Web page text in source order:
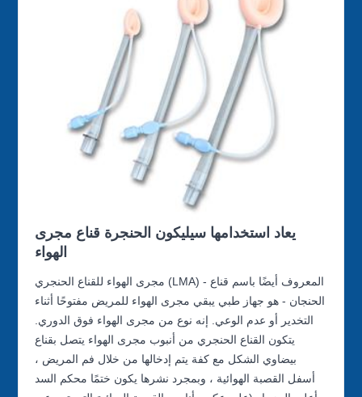
يعاد استخدامها سيليكون الحنجرة قناع مجرى
الهواء
مجرى الهواء للقناع الحنجري (LMA) - المعروف أيضًا باسم قناع
الحنجان - هو جهاز طبي يبقي مجرى الهواء للمريض مفتوحًا أثناء
التخدير أو عدم الوعي. إنه نوع من مجرى الهواء فوق الدوري.
يتكون القناع الحنجري من أنبوب مجرى الهواء يتصل بقناع
بيضاوي الشكل مع كفة يتم إدخالها من خلال فم المريض ،
أسفل القصبة الهوائية ، وبمجرد نشرها يكون ختمًا محكم السد